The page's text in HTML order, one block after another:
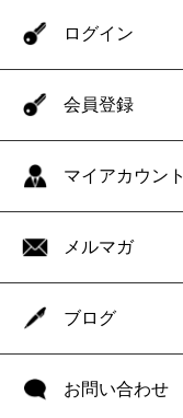
ログイン
会員登録
マイアカウント
メルマガ
ブログ
お問い合わせ